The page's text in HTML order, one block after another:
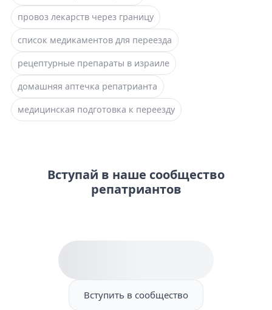
провоз лекарств через границу
список медикаментов для переезда
рецептурные препараты в израиле
домашняя аптечка репатрианта
медицинская подготовка к переезду
Вступай в наше сообщество
репатриантов
Вступить в сообщество